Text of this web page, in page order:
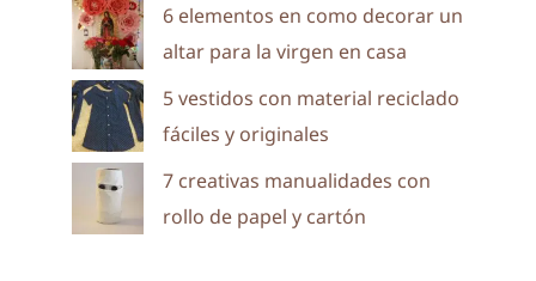
6 elementos en como decorar un
altar para la virgen en casa
5 vestidos con material reciclado
fáciles y originales
7 creativas manualidades con
rollo de papel y cartón